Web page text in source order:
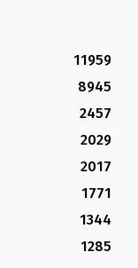
11959
8945
2457
2029
2017
1771
1344
1285